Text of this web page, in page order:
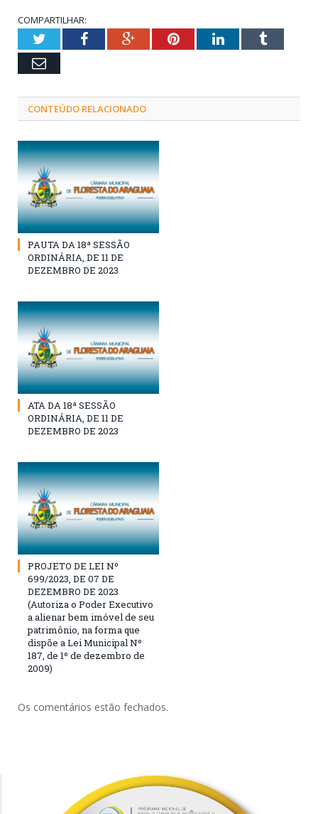
COMPARTILHAR:
TwitterFacebookGoogle+PinterestLinkedInTumblr
Email
CONTEÚDO RELACIONADO
PAUTA DA 18ª SESSÃO
ORDINÁRIA, DE 11 DE
DEZEMBRO DE 2023
ATA DA 18ª SESSÃO
ORDINÁRIA, DE 11 DE
DEZEMBRO DE 2023
PROJETO DE LEI Nº
699/2023, DE 07 DE
DEZEMBRO DE 2023
(Autoriza o Poder Executivo
a alienar bem imóvel de seu
patrimônio, na forma que
dispõe a Lei Municipal Nº
187, de 1º de dezembro de
2009)
Os comentários estão fechados.